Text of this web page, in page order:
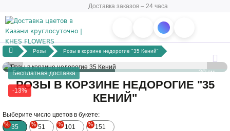
Доставка заказов – 24 часа
Розы Розы в корзине недорогие "35 Кений"
Бесплатная доставка
-13%
30 см
РОЗЫ В КОРЗИНЕ НЕДОРОГИЕ "35
КЕНИЙ"
Выберите число цветов в букете:
% 35 % 51 % 101 % 151